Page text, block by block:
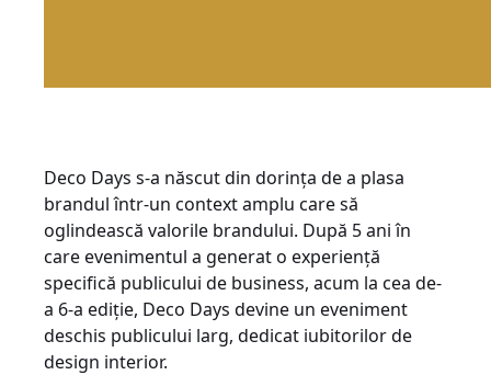
Deco Days s-a născut din dorința de a plasa
brandul într-un context amplu care să
oglindească valorile brandului. După 5 ani în
care evenimentul a generat o experiență
specifică publicului de business, acum la cea de-
a 6-a ediție, Deco Days devine un eveniment
deschis publicului larg, dedicat iubitorilor de
design interior.